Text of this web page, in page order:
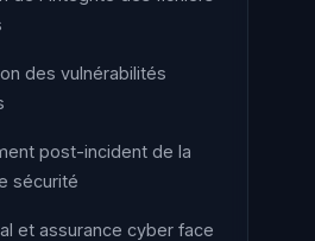
des vulnérabilités
post-incident de la
sécurité
et assurance cyber face